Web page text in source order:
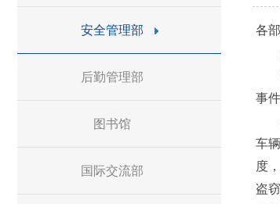
安全管理部
后勤管理部
图书馆
国际交流部
各
为
一
事
二
车
度
盗